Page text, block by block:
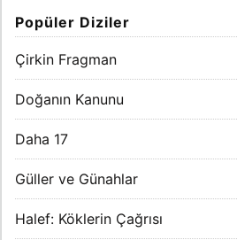
Popüler Diziler
Çirkin Fragman
Doğanın Kanunu
Daha 17
Güller ve Günahlar
Halef: Köklerin Çağrısı